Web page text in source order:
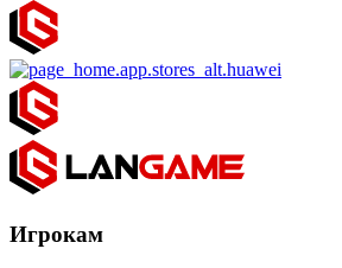
Игрокам